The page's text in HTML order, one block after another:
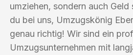
umziehen, sondern auch Geld
du bei uns, Umzugskönig
genau richtig! Wir sind ein
Umzugsunternehmen mit